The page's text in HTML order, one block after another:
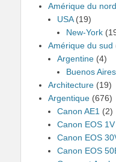
Amérique du nord
USA(19)
New-York
Amérique du sud
Argentine (4)
Buenos Aires
Architecture (19)
Argentique (676)
Canon AE1 (2)
Canon EOS 1V
Canon EOS
Canon EOS